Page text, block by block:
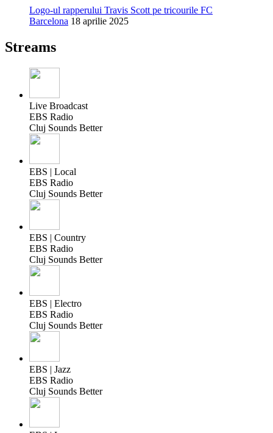
Logo-ul rapperului Travis Scott pe tricourile FC
Barcelona 18 aprilie 2025
Streams
Live Broadcast
EBS Radio
Cluj Sounds Better
EBS | Local
EBS Radio
Cluj Sounds Better
EBS | Country
EBS Radio
Cluj Sounds Better
EBS | Electro
EBS Radio
Cluj Sounds Better
EBS | Jazz
EBS Radio
Cluj Sounds Better